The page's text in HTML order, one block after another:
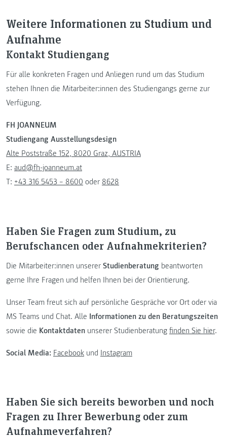
Weitere Informationen zu Studium und
Aufnahme
Kontakt Studiengang
Für alle konkreten Fragen und Anliegen rund um das Studium
stehen Ihnen die Mitarbeiter:innen des Studiengangs gerne zur
Verfügung.
FH JOANNEUM
Studiengang Ausstellungsdesign
Alte Poststraße 152, 8020 Graz, AUSTRIA
E: aud@fh-joanneum.at
T: +43 316 5453 – 8600 oder 8628
Haben Sie Fragen zum Studium, zu
Berufschancen oder Aufnahmekriterien?
Die Mitarbeiter:innen unserer Studienberatung beantworten
gerne Ihre Fragen und helfen Ihnen bei der Orientierung.
Unser Team freut sich auf persönliche Gespräche vor Ort oder via
MS Teams und Chat. Alle Informationen zu den Beratungszeiten
sowie die Kontaktdaten unserer Studienberatung finden Sie hier.
Social Media: Facebook und Instagram
Haben Sie sich bereits beworben und noch
Fragen zu Ihrer Bewerbung oder zum
Aufnahmeverfahren?